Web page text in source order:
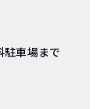
駐車場まで